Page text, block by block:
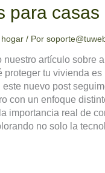
para casas
/ Por
nuestro artículo sobre
proteger tu vivienda es
este nuevo post
con un enfoque
importancia real de
no solo la